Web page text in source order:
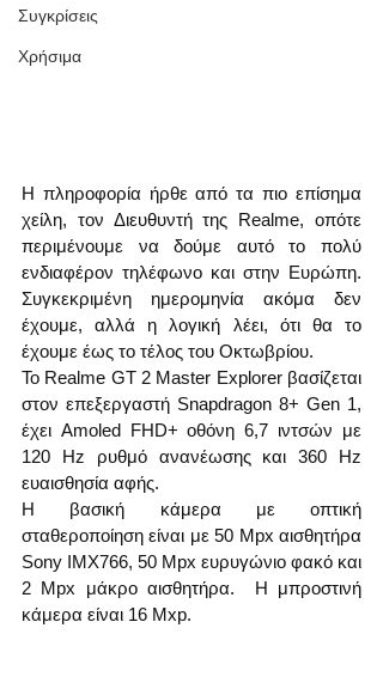
Συγκρίσεις
Χρήσιμα
Η πληροφορία ήρθε από τα πιο επίσημα
χείλη, τον Διευθυντή της Realme, οπότε
περιμένουμε να δούμε αυτό το πολύ
ενδιαφέρον τηλέφωνο και στην Ευρώπη.
Συγκεκριμένη ημερομηνία ακόμα δεν
έχουμε, αλλά η λογική λέει, ότι θα το
έχουμε έως το τέλος του Οκτωβρίου.
Το Realme GT 2 Master Explorer βασίζεται
στον επεξεργαστή Snapdragon 8+ Gen 1,
έχει Amoled FHD+ οθόνη 6,7 ιντσών με
120 Hz ρυθμό ανανέωσης και 360 Hz
ευαισθησία αφής.
Η βασική κάμερα με οπτική
σταθεροποίηση είναι με 50 Mpx αισθητήρα
Sony IMX766, 50 Mpx ευρυγώνιο φακό και
2 Mpx μάκρο αισθητήρα.  Η μπροστινή
κάμερα είναι 16 Mxp.